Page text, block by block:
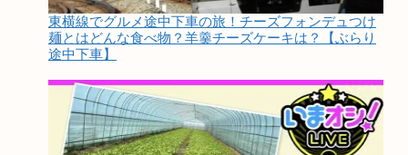
東横線でグルメ途中下車の旅！チーズフォンデュつけ
麺とはどんな食べ物？羊羹チーズケーキは？【ぶらり
途中下車】